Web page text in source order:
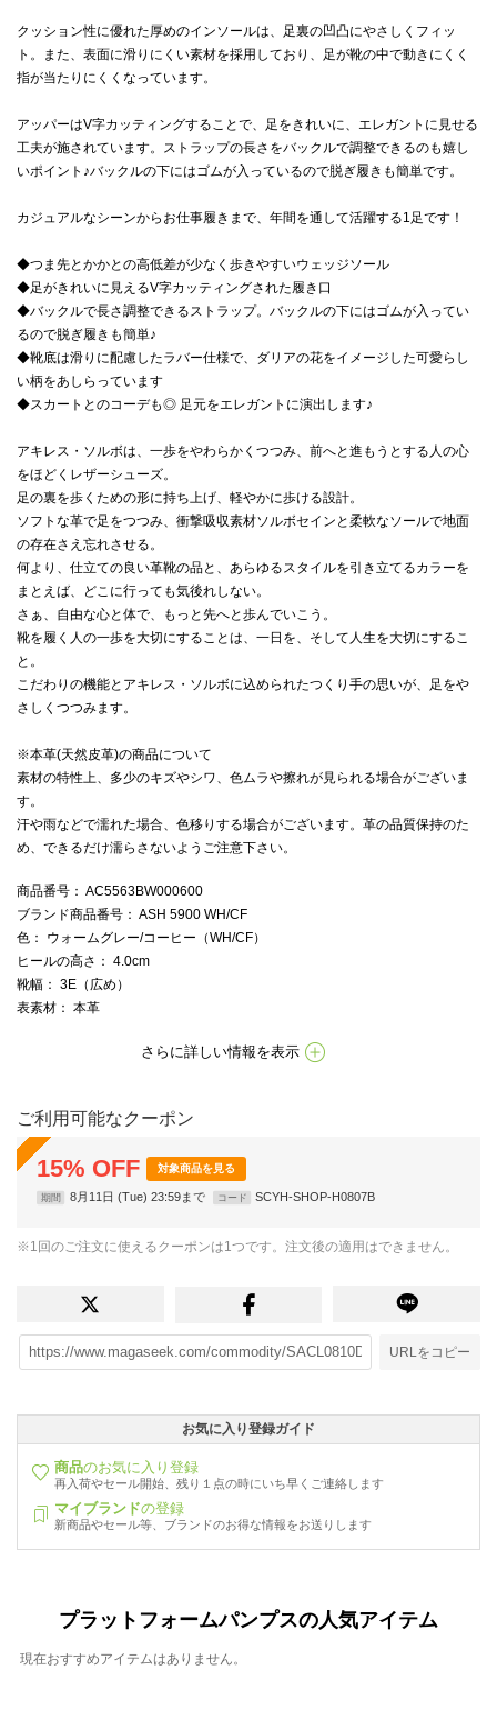
クッション性に優れた厚めのインソールは、足裏の凹凸にやさしくフィッ
ト。また、表面に滑りにくい素材を採用しており、足が靴の中で動きにくく
指が当たりにくくなっています。
アッパーはV字カッティングすることで、足をきれいに、エレガントに見せる
工夫が施されています。ストラップの長さをバックルで調整できるのも嬉し
いポイント♪バックルの下にはゴムが入っているので脱ぎ履きも簡単です。
カジュアルなシーンからお仕事履きまで、年間を通して活躍する1足です！
◆つま先とかかとの高低差が少なく歩きやすいウェッジソール
◆足がきれいに見えるV字カッティングされた履き口
◆バックルで長さ調整できるストラップ。バックルの下にはゴムが入ってい
るので脱ぎ履きも簡単♪
◆靴底は滑りに配慮したラバー仕様で、ダリアの花をイメージした可愛らし
い柄をあしらっています
◆スカートとのコーデも◎ 足元をエレガントに演出します♪
アキレス・ソルボは、一歩をやわらかくつつみ、前へと進もうとする人の心
をほどくレザーシューズ。
足の裏を歩くための形に持ち上げ、軽やかに歩ける設計。
ソフトな革で足をつつみ、衝撃吸収素材ソルボセインと柔軟なソールで地面
の存在さえ忘れさせる。
何より、仕立ての良い革靴の品と、あらゆるスタイルを引き立てるカラーを
まとえば、どこに行っても気後れしない。
さぁ、自由な心と体で、もっと先へと歩んでいこう。
靴を履く人の一歩を大切にすることは、一日を、そして人生を大切にするこ
と。
こだわりの機能とアキレス・ソルボに込められたつくり手の思いが、足をや
さしくつつみます。
※本革(天然皮革)の商品について
素材の特性上、多少のキズやシワ、色ムラや擦れが見られる場合がございま
す。
汗や雨などで濡れた場合、色移りする場合がございます。革の品質保持のた
め、できるだけ濡らさないようご注意下さい。
商品番号 ： AC5563BW000600
ブランド商品番号 ： ASH 5900 WH/CF
色 ： ウォームグレー/コーヒー（WH/CF）
ヒールの高さ ： 4.0cm
靴幅 ： 3E（広め）
表素材 ： 本革
さらに詳しい情報を表示
ご利用可能なクーポン
15% OFF 対象商品を見る
期間 8月11日 (Tue) 23:59まで コード SCYH-SHOP-H0807B
※1回のご注文に使えるクーポンは1つです。注文後の適用はできません。
URLをコピー
お気に入り登録ガイド
商品のお気に入り登録
再入荷やセール開始、残り１点の時にいち早くご連絡します
マイブランドの登録
新商品やセール等、ブランドのお得な情報をお送りします
プラットフォームパンプスの人気アイテム
現在おすすめアイテムはありません。